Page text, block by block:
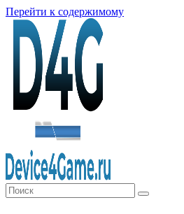
Перейти к содержимому